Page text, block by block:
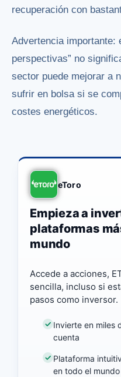
recuperación con
Advertencia importante:
perspectivas” no
sector puede mejorar a
sufrir en bolsa si se
costes energéticos.
eToro
Empieza a
plataformas
mundo
Accede a acciones,
sencilla, incluso si
pasos como inversor.
Invierte en miles
cuenta
Plataforma
en todo el mundo